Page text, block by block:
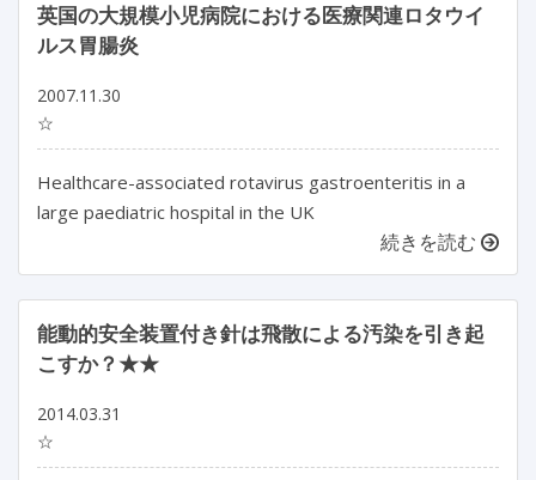
英国の大規模小児病院における医療関連ロタウイ
ルス胃腸炎
2007.11.30
☆
Healthcare-associated rotavirus gastroenteritis in a
large paediatric hospital in the UK
続きを読む
能動的安全装置付き針は飛散による汚染を引き起
こすか？★★
2014.03.31
☆